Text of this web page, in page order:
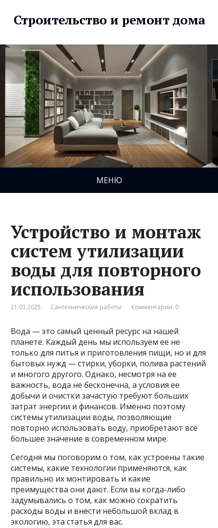
Строительство и ремонт дома
МЕНЮ
Устройство и монтаж
систем утилизации
воды для повторного
использования
21.03.2025 Сантехнические работы Комментарии: 0
Вода — это самый ценный ресурс на нашей
планете. Каждый день мы используем ее не
только для питья и приготовления пищи, но и для
бытовых нужд — стирки, уборки, полива растений
и многого другого. Однако, несмотря на ее
важность, вода не бесконечна, а условия ее
добычи и очистки зачастую требуют больших
затрат энергии и финансов. Именно поэтому
системы утилизации воды, позволяющие
повторно использовать воду, приобретают всё
большее значение в современном мире.
Сегодня мы поговорим о том, как устроены такие
системы, какие технологии применяются, как
правильно их монтировать и какие
преимущества они дают. Если вы когда-либо
задумывались о том, как можно сократить
расходы воды и внести небольшой вклад в
экологию, эта статья для вас.